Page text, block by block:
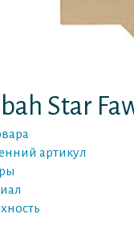
Star
артикул